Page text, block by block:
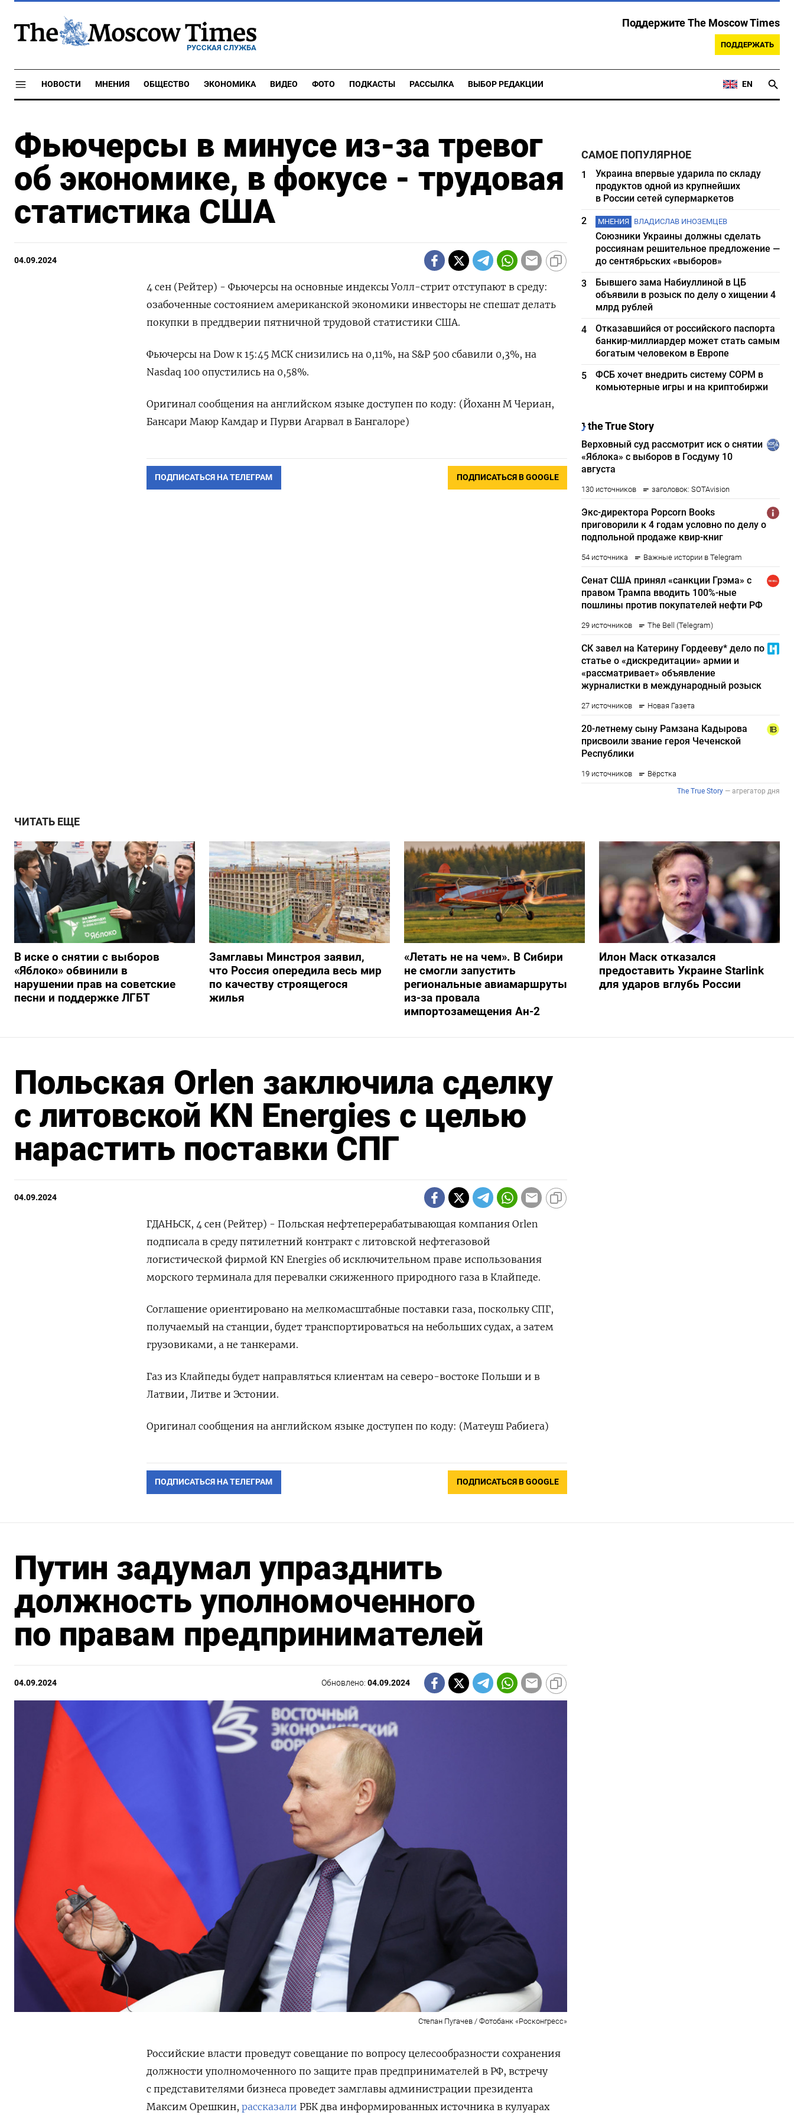
РУССКАЯ СЛУЖБА
Поддержите The Moscow Times
ПОДДЕРЖАТЬ
НОВОСТИ МНЕНИЯ ОБЩЕСТВО ЭКОНОМИКА ВИДЕО ФОТО ПОДКАСТЫ РАССЫЛКА ВЫБОР РЕДАКЦИИ EN
Фьючерсы в минусе из-за тревог
об экономике, в фокусе - трудовая
статистика США
04.09.2024
4 сен (Рейтер) - Фьючерсы на основные индексы Уолл-стрит отступают в среду:
озабоченные состоянием американской экономики инвесторы не спешат делать
покупки в преддверии пятничной трудовой статистики США.
Фьючерсы на Dow к 15:45 МСК снизились на 0,11%, на S&P 500 сбавили 0,3%, на
Nasdaq 100 опустились на 0,58%.
Оригинал сообщения на английском языке доступен по коду: (Йоханн М Чериан,
Бансари Маюр Камдар и Пурви Агарвал в Бангалоре)
ПОДПИСАТЬСЯ НА ТЕЛЕГРАМ ПОДПИСАТЬСЯ В GOOGLE
САМОЕ ПОПУЛЯРНОЕ
1
Украина впервые ударила по складу
продуктов одной из крупнейших
в России сетей супермаркетов
2
МНЕНИЯ ВЛАДИСЛАВ ИНОЗЕМЦЕВ
Союзники Украины должны сделать
россиянам решительное предложение —
до сентябрьских «выборов»
3
Бывшего зама Набиуллиной в ЦБ
объявили в розыск по делу о хищении 4
млрд рублей
4
Отказавшийся от российского паспорта
банкир-миллиардер может стать самым
богатым человеком в Европе
5
ФСБ хочет внедрить систему СОРМ в
комьютерные игры и на криптобиржи
ЧИТАТЬ ЕЩЕ
В иске о снятии с выборов
«Яблоко» обвинили в
нарушении прав на советские
песни и поддержке ЛГБТ
Замглавы Минстроя заявил,
что Россия опередила весь мир
по качеству строящегося
жилья
«Летать не на чем». В Сибири
не смогли запустить
региональные авиамаршруты
из-за провала
импортозамещения Ан-2
Илон Маск отказался
предоставить Украине Starlink
для ударов вглубь России
Польская Orlen заключила сделку
с литовской KN Energies с целью
нарастить поставки СПГ
04.09.2024
ГДАНЬСК, 4 сен (Рейтер) - Польская нефтеперерабатывающая компания Orlen
подписала в среду пятилетний контракт с литовской нефтегазовой
логистической фирмой KN Energies об исключительном праве использования
морского терминала для перевалки сжиженного природного газа в Клайпеде.
Соглашение ориентировано на мелкомасштабные поставки газа, поскольку СПГ,
получаемый на станции, будет транспортироваться на небольших судах, а затем
грузовиками, а не танкерами.
Газ из Клайпеды будет направляться клиентам на северо-востоке Польши и в
Латвии, Литве и Эстонии.
Оригинал сообщения на английском языке доступен по коду: (Матеуш Рабиега)
ПОДПИСАТЬСЯ НА ТЕЛЕГРАМ ПОДПИСАТЬСЯ В GOOGLE
Путин задумал упразднить
должность уполномоченного
по правам предпринимателей
04.09.2024 Обновлено:04.09.2024
Степан Пугачев / Фотобанк «Росконгресс»
Российские власти проведут совещание по вопросу целесообразности сохранения
должности уполномоченного по защите прав предпринимателей в РФ, встречу
с представителями бизнеса проведет замглавы администрации президента
Максим Орешкин, рассказали РБК два информированных источника в кулуарах